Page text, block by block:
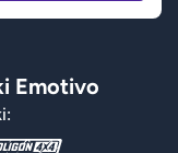
Emotivo